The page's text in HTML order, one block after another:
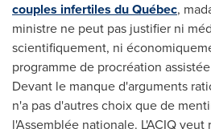
couples infertiles du Québec,
ministre ne peut pas justifier ni
scientifiquement, ni
programme de procréation
Devant le manque d'arguments
n'a pas d'autres choix que de
l'Assemblée nationale. L'ACIQ